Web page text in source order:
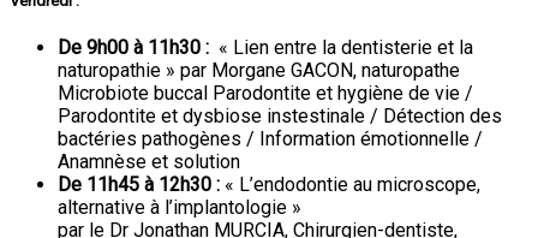
De 9h00 à 11h30 : « Lien entre la dentisterie et la
naturopathie » par Morgane GACON, naturopathe
Microbiote buccal Parodontite et hygiène de vie /
Parodontite et dysbiose instestinale / Détection des
bactéries pathogènes / Information émotionnelle /
Anamnèse et solution
De 11h45 à 12h30 : « L’endodontie au microscope,
alternative à l’implantologie »
par le Dr Jonathan MURCIA, Chirurgien-dentiste,